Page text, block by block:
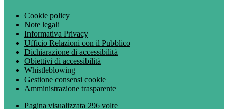
Cookie policy
Note legali
Informativa Privacy
Ufficio Relazioni con il Pubblico
Dichiarazione di accessibilità
Obiettivi di accessibilità
Whistleblowing
Gestione consensi cookie
Amministrazione trasparente
Pagina visualizzata 296 volte